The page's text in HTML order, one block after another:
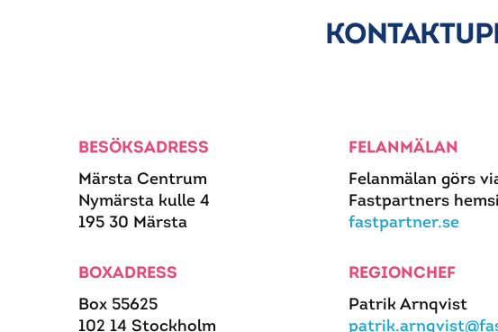
BESÖKSADRESS
Märsta Centrum
Nymärsta kulle 4
195 30 Märsta
BOXADRESS
Box 55625
102 14 Stockholm
FELANMÄLAN
Felanmälan görs
Fastpartners
fastpartner.se
REGIONCHEF
Patrik Arnqvist